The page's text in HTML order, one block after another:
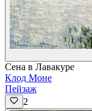
Сена в Лавакуре
Клод Моне
Пейзаж
2